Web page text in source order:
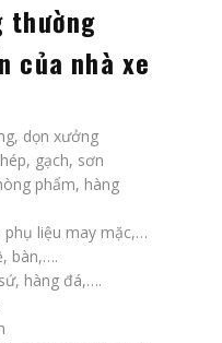
thường
của nhà xe
dọn xưởng
gạch, sơn
phẩm, hàng
phụ liệu may mặc,…
bàn,….
hàng đá,….